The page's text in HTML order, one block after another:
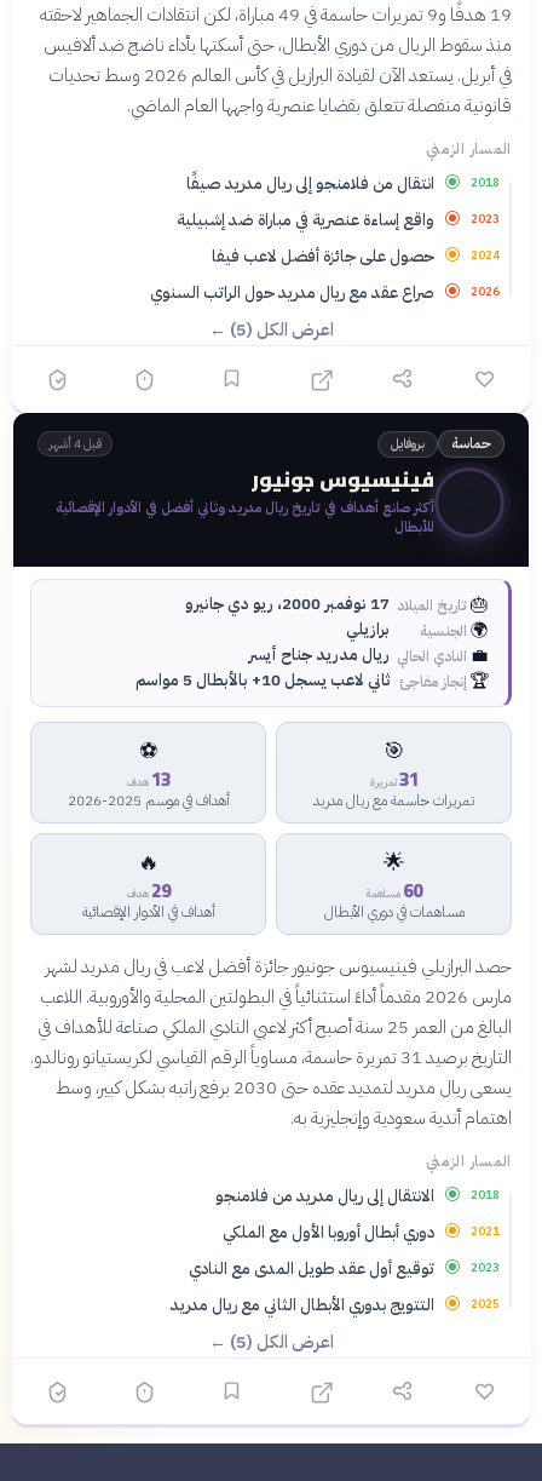
19 هدفًا و9 تمريرات حاسمة في 49 مباراة، لكن انتقادات الجماهير لاحقته
منذ سقوط الريال من دوري الأبطال، حتى أسكتها بأداء ناضج ضد ألافيس
في أبريل. يستعد الآن لقيادة البرازيل في كأس العالم 2026 وسط تحديات
قانونية منفصلة تتعلق بقضايا عنصرية واجهها العام الماضي.
المسار الزمني
2018 انتقال من فلامنجو إلى ريال مدريد صيفًا
2023 واقع إساءة عنصرية في مباراة ضد إشبيلية
2024 حصول على جائزة أفضل لاعب فيفا
2026 صراع عقد مع ريال مدريد حول الراتب السنوي
اعرض الكل (5) ←
حماسة بروفايل قبل 4 أشهر
فينيسيوس جونيور
أكثر صانع أهداف في تاريخ ريال مدريد وثاني أفضل في الأدوار الإقصائية
للأبطال
🎂تاريخ الميلاد 17 نوفمبر 2000، ريو دي جانيرو
🌍 الجنسية برازيلي
💼 النادي الحالي ريال مدريد جناح أيسر
🏆إنجاز مفاجئ ثاني لاعب يسجل 10+ بالأبطال 5 مواسم
🎯
31تمريرة
تمريرات حاسمة مع ريال مدريد
⚽
13 هدف
أهداف في موسم 2025-2026
🌟
60 مساهمة
مساهمات في دوري الأبطال
🔥
29 هدف
أهداف في الأدوار الإقصائية
حصد البرازيلي فينيسيوس جونيور جائزة أفضل لاعب في ريال مدريد لشهر
مارس 2026 مقدماً أداءً استثنائياً في البطولتين المحلية والأوروبية. اللاعب
البالغ من العمر 25 سنة أصبح أكثر لاعبي النادي الملكي صناعة للأهداف في
التاريخ برصيد 31 تمريرة حاسمة، مساوياً الرقم القياسي لكريستيانو رونالدو.
يسعى ريال مدريد لتمديد عقده حتى 2030 برفع راتبه بشكل كبير، وسط
اهتمام أندية سعودية وإنجليزية به.
المسار الزمني
2018 الانتقال إلى ريال مدريد من فلامنجو
2021 دوري أبطال أوروبا الأول مع الملكي
2023 توقيع أول عقد طويل المدى مع النادي
2025 التتويج بدوري الأبطال الثاني مع ريال مدريد
اعرض الكل (5) ←